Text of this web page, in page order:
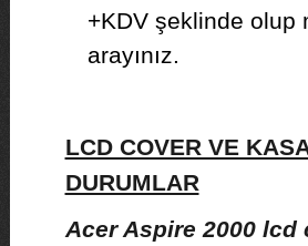
+KDV şeklinde olup
arayınız.
LCD COVER VE
DURUMLAR
Acer Aspire 2000 lcd